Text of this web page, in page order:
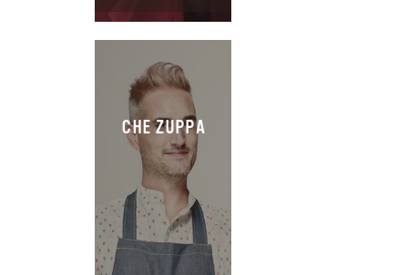
CHE ZUPPA